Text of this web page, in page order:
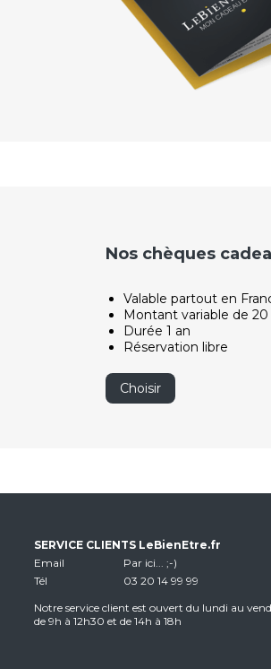
Nos chèques
Valable partout en
Montant variable de
Durée 1 an
Réservation libre
Choisir
SERVICE CLIENTS LeBienEtre.fr
Email
Par ici... ;-)
Tél
03 20 14 99 99
Notre service client est ouvert du lundi au
de 9h à 12h30 et de 14h à 18h